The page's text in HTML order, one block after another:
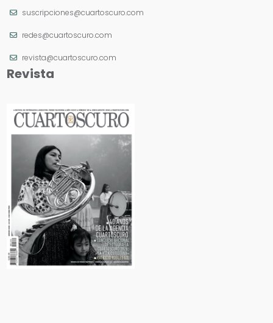
suscripciones@cuartoscuro.com
redes@cuartoscuro.com
revista@cuartoscuro.com
Revista